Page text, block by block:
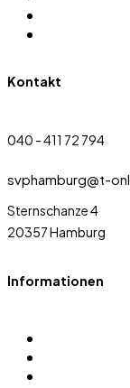
Kontakt
040 - 411 72 794
svphamburg@t-
Sternschanze 4
20357 Hamburg
Informationen